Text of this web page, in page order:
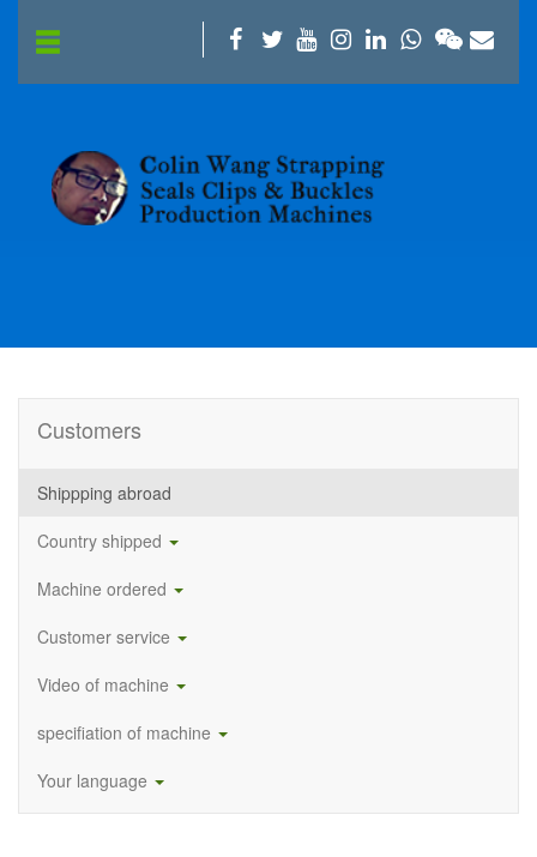
Customers
Shippping abroad
Country shipped
Machine ordered
Customer service
Video of machine
specifiation of machine
Your language